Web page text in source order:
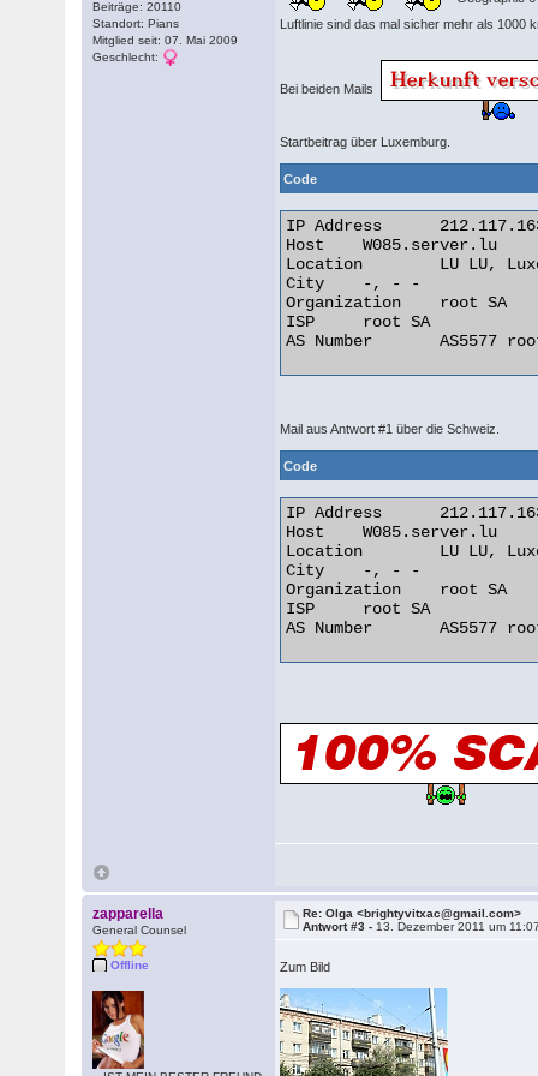
Beiträge: 20110
Standort: Pians
Mitglied seit: 07. Mai 2009
Geschlecht:
Luftlinie sind das mal sicher mehr als 1000
Bei beiden Mails
Startbeitrag über Luxemburg.
Code
IP Address 	212.117.163.13
Host 	W085.server.lu
Location 	LU LU, Luxembourg
City 	-, - -
Organization 	root SA
ISP 	root SA
AS Number 	AS5577 root SA
Mail aus Antwort #1 über die Schweiz.
Code
IP Address 	212.117.163.13
Host 	W085.server.lu
Location 	LU LU, Luxembourg
City 	-, - -
Organization 	root SA
ISP 	root SA
AS Number 	AS5577 root SA
zapparella
General Counsel
Offline
Re: Olga <brightyvitxac@gmail.com>
Antwort #3 - 13. Dezember 2011 um
Zum Bild